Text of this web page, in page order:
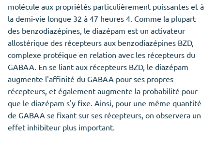
molécule aux propriétés particulièrement puissantes et à
la demi-vie longue 32 à 47 heures 4. Comme la plupart
des benzodiazépines, le diazépam est un activateur
allostérique des récepteurs aux benzodiazépines BZD,
complexe protéique en relation avec les récepteurs du
GABAA. En se liant aux récepteurs BZD, le diazépam
augmente l'affinité du GABAA pour ses propres
récepteurs, et également augmente la probabilité pour
que le diazépam s'y fixe. Ainsi, pour une même quantité
de GABAA se fixant sur ses récepteurs, on observera un
effet inhibiteur plus important.